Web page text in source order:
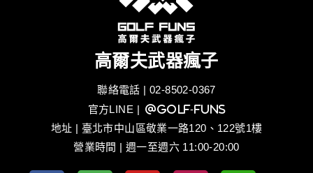
高爾夫武器瘋子
聯絡電話 | 02-8502-0367
官方LINE | @golf-funs
地址 | 臺北市中山區敬業一路120、122號1樓
營業時間 | 週一至週六 11:00-20:00